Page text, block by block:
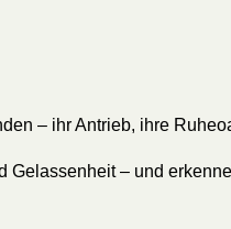
– ihr Antrieb, ihre
– und